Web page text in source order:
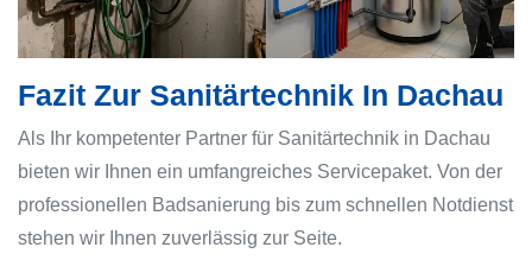
Fazit Zur Sanitärtechnik In Dachau
Als Ihr kompetenter Partner für Sanitärtechnik in Dachau
bieten wir Ihnen ein umfangreiches Servicepaket. Von der
professionellen Badsanierung bis zum schnellen Notdienst
stehen wir Ihnen zuverlässig zur Seite.